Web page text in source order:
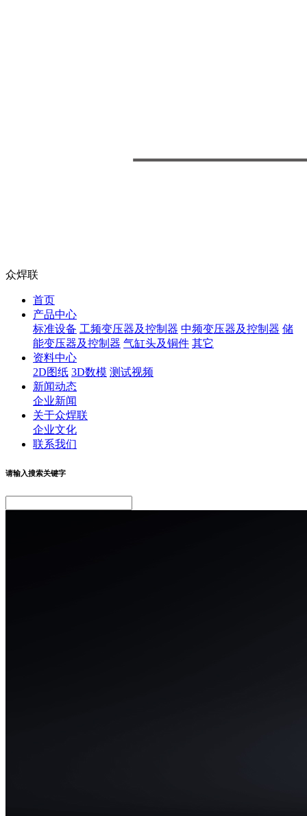
众焊联
首页
产品中心
标准设备 工频变压器及控制器 中频变压器及控制器 储
能变压器及控制器 气缸头及铜件 其它
资料中心
2D图纸 3D数模 测试视频
新闻动态
企业新闻
关于众焊联
企业文化
联系我们
请输入搜索关键字